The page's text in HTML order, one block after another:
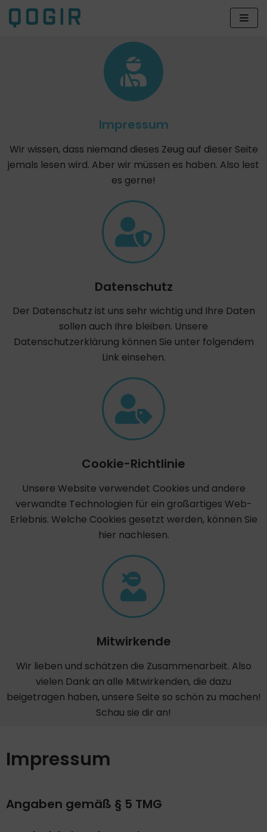
Zum
Inhalt
Impressum
Wir wissen, dass niemand dieses Zeug auf dieser Seite
jemals lesen wird. Aber wir müssen es haben. Also lest
es gerne!
Datenschutz
Der Datenschutz ist uns sehr wichtig und Ihre Daten
sollen auch Ihre bleiben. Unsere
Datenschutzerklärung können Sie unter folgendem
Link einsehen.
Cookie-Richtlinie
Unsere Website verwendet Cookies und andere
verwandte Technologien für ein großartiges Web-
Erlebnis. Welche Cookies gesetzt werden, können Sie
hier nachlesen.
Mitwirkende
Wir lieben und schätzen die Zusammenarbeit. Also
vielen Dank an alle Mitwirkenden, die dazu
beigetragen haben, unsere Seite so schön zu machen!
Schau sie dir an!
Impressum
Angaben gemäß § 5 TMG